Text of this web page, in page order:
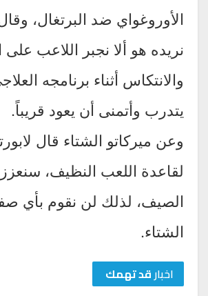
الأوروغواي ضد البرتغال،
نريده هو ألا نجبر اللاعب على
والانتكاس أثناء برنامجه
يتدرب وأتمنى أن يعود قريباً.
وعن ميركاتو الشتاء قال
لقاعدة اللعب النظيف،
الصيف، لذلك لن نقوم بأي
الشتاء.
اخبارقد تهمك